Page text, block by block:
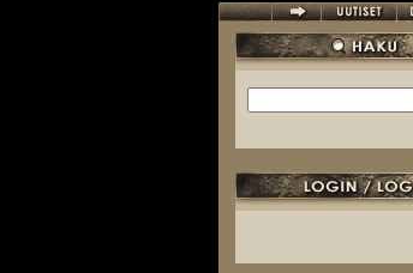
Hakulomake